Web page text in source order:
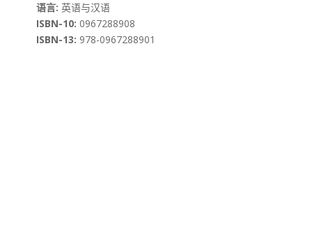
语言: 英语与汉语
ISBN-10: 0967288908
ISBN-13: 978-0967288901